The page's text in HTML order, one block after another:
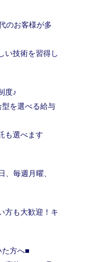
のお客様が多
い技術を習得し
度♪
型を選べる給与
も選べます
、毎週月曜、
方も大歓迎！キ
た方へ■